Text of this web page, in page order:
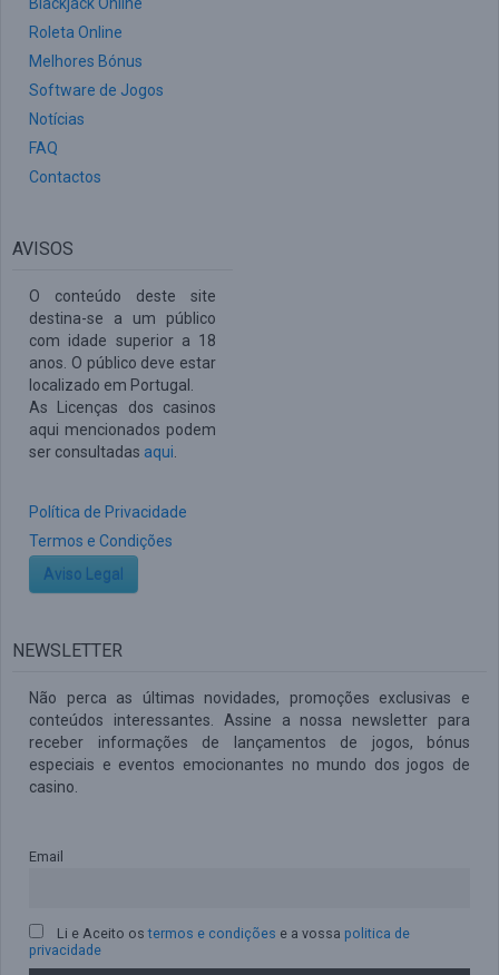
Roleta Online
Melhores Bónus
Software de Jogos
Notícias
FAQ
Contactos
AVISOS
O conteúdo deste site
destina-se a um público
com idade superior a 18
anos. O público deve estar
localizado em Portugal.
As Licenças dos casinos
aqui mencionados podem
ser consultadas aqui
Política de Privacidade
Termos e Condições
Aviso Legal
NEWSLETTER
Não perca as últimas novidades, promoções exclusivas e
conteúdos interessantes. Assine a nossa newsletter para
receber informações de lançamentos de jogos, bónus
especiais e eventos emocionantes no mundo dos jogos de
casino.
Email
Li e Aceito ostermos e condições e a vossa politica de
privacidade